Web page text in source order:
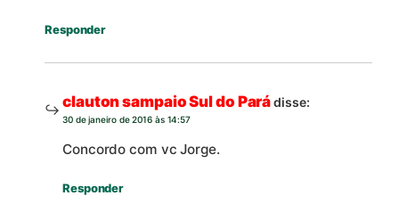
Responder
clauton sampaio Sul do Parádisse:
30 de janeiro de 2016 às 14:57
Concordo com vc Jorge.
Responder